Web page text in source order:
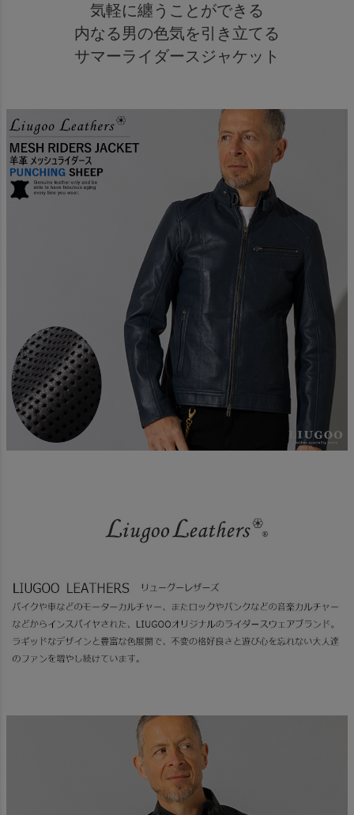
気軽に纏うことができる
内なる男の色気を引き立てる
サマーライダースジャケット